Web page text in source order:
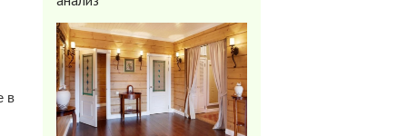
в